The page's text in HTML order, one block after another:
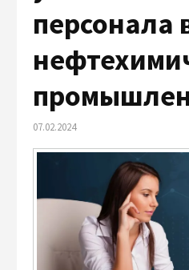
персонала
07.02.2024